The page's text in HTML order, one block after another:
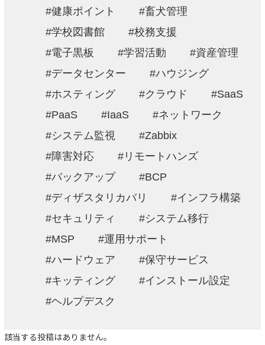
健康ポイント
畜犬管理
学校図書館
校務支援
電子黒板
学習活動
資産管理
データセンター
ハウジング
ホスティング
クラウド
SaaS
PaaS
IaaS
ネットワーク
システム監視
Zabbix
障害対応
リモートハンズ
バックアップ
BCP
ディザスタリカバリ
インフラ構築
セキュリティ
システム移行
MSP
運用サポート
ハードウェア
保守サービス
キッティング
インストール設定
ヘルプデスク
該当する投稿はありません。